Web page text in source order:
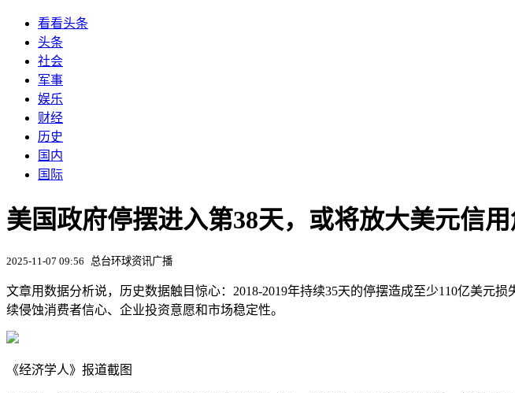
看看头条
头条
社会
军事
娱乐
财经
历史
国内
国际
美国政府停摆进入第38天，或将放大美元信
2025-11-07 09:56 总台环球资讯广播
文章用数据分析说，历史数据触目惊心：2018-2019年持续35天的停摆造成至少110亿美元
续侵蚀消费者信心、企业投资意愿和市场稳定性。
《经济学人》报道截图